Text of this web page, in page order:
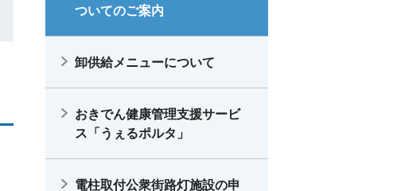
ついてのご案内
卸供給メニューについて
おきでん健康管理支援サービ
ス「うぇるポルタ」
電柱取付公衆街路灯施設の申